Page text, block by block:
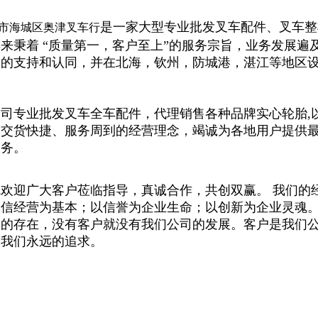
海城区奥津叉车行是一家大型专业批发叉车配件、叉车
秉着 “质量第一，客户至上”的服务宗旨，业务发展遍
支持和认同，并在北海，钦州，防城港，湛江等地区
专业批发叉车全车配件，代理销售各种品牌实心轮胎,
货快捷、服务周到的经营理念，竭诚为各地用户提供
。
迎广大客户莅临指导，真诚合作，共创双赢。 我们的
经营为基本；以信誉为企业生命；以创新为企业灵魂
存在，没有客户就没有我们公司的发展。客户是我们
们永远的追求。